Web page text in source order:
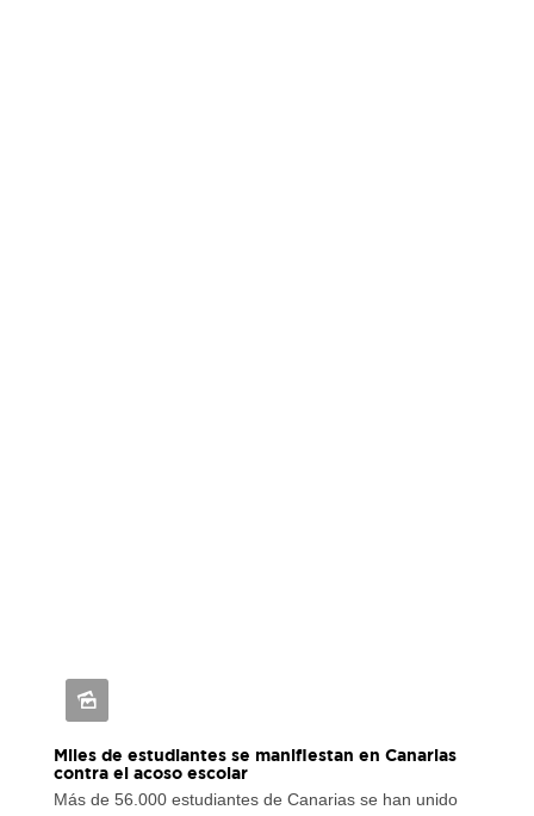
Miles de estudiantes se manifiestan en Canarias
contra el acoso escolar
Más de 56.000 estudiantes de Canarias se han unido